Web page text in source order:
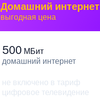
Домашний интернет
выгодная цена
500 МБит
домашний интернет
не включено в тариф
цифровое телевидение